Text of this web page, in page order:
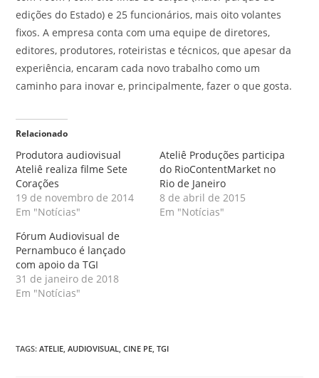
edições do Estado) e 25 funcionários, mais oito volantes
fixos. A empresa conta com uma equipe de diretores,
editores, produtores, roteiristas e técnicos, que apesar da
experiência, encaram cada novo trabalho como um
caminho para inovar e, principalmente, fazer o que gosta.
Relacionado
Produtora audiovisual
Ateliê realiza filme Sete
Corações
19 de novembro de 2014
Em "Notícias"
Ateliê Produções participa
do RioContentMarket no
Rio de Janeiro
8 de abril de 2015
Em "Notícias"
Fórum Audiovisual de
Pernambuco é lançado
com apoio da TGI
31 de janeiro de 2018
Em "Notícias"
TAGS:ATELIE AUDIOVISUAL CINE PE TGI